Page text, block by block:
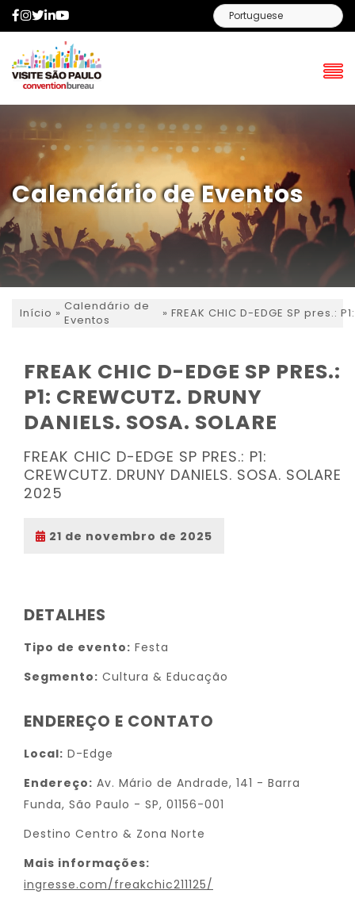
Facebook
Instagram
Twitter
LinkedIn
Calendário de Eventos
Início » Calendário de
Eventos
» FREAK CHIC D-EDGE SP pres.:
FREAK CHIC D-EDGE SP PRES.:
P1: CREWCUTZ. DRUNY
DANIELS. SOSA. SOLARE
FREAK CHIC D-EDGE SP PRES.: P1:
CREWCUTZ. DRUNY DANIELS. SOSA. SOLARE
2025
21 de novembro de 2025
DETALHES
Tipo de evento: Festa
Segmento: Cultura & Educação
ENDEREÇO E CONTATO
Local: D-Edge
Endereço: Av. Mário de Andrade, 141 - Barra
Funda, São Paulo - SP, 01156-001
Destino Centro & Zona Norte
Mais informações:
ingresse.com/freakchic211125/